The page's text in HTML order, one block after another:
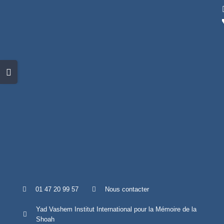
01 47 20 99 57 Nous contacter
Yad Vashem Institut International pour la Mémoire de la
Shoah
Sliding
Bar